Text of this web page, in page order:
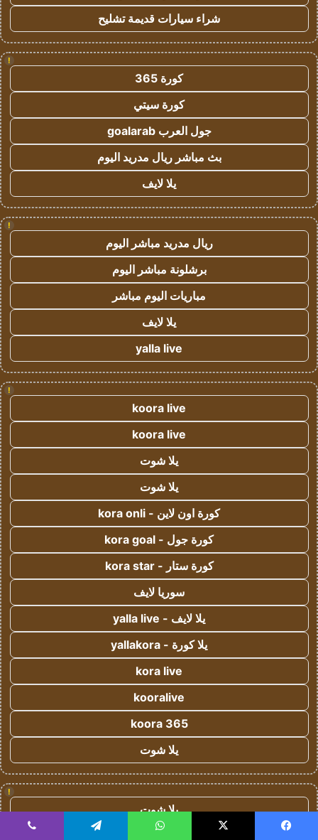
شراء سيارات قديمة تشليح
!
كورة 365
كورة سيتي
جول العرب goalarab
بث مباشر ريال مدريد اليوم
يلا لايف
!
ريال مدريد مباشر اليوم
برشلونة مباشر اليوم
مباريات اليوم مباشر
يلا لايف
yalla live
!
koora live
koora live
يلا شوت
يلا شوت
كورة اون لاين - kora onli
كورة جول - kora goal
كورة ستار - kora star
سوريا لايف
يلا لايف - yalla live
يلا كورة - yallakora
kora live
kooralive
koora 365
يلا شوت
!
يلا شوت